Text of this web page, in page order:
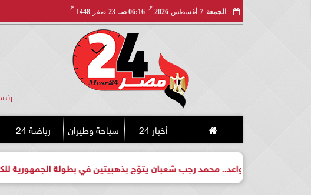
الجمعة 7 أغسطس 2026
مـ
06:16 صـ 23 صفر 1448
هـ
أخبار 24 سياحة وطيران رياضة 24
واعد.. محمد رجب شعبان يتوّج بذهبيتين في بطولة الجمهورية للكيك